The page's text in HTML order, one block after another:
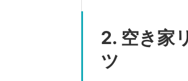
2. 空き家
ツ